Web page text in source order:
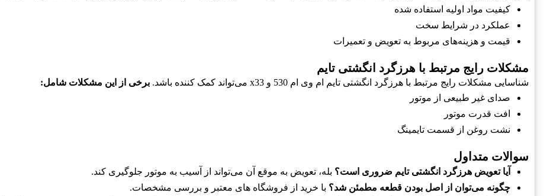
کیفیت مواد اولیه استفاده شده
عملکرد در شرایط سخت
قیمت و هزینه‌های مربوط به تعویض و تعمیرات
مشکلات رایج مرتبط با هرزگرد انگشتی تایم
شناسایی مشکلات رایج مرتبط با هرزگرد انگشتی تایم ام وی ام 530 و x33 می‌تواند کمک کننده باشد.
برخی از این مشکلات شامل:
صدای غیر طبیعی از موتور
افت قدرت موتور
نشت روغن از قسمت تایمینگ
سوالات متداول
آیا تعویض هرزگرد انگشتی تایم ضروری است؟ بله، تعویض به موقع آن می‌تواند از آسیب به موتور جلوگیری کند.
چگونه می‌توان از اصل بودن قطعه مطمئن شد؟ با خرید از فروشگاه های معتبر و بررسی مشخصات.